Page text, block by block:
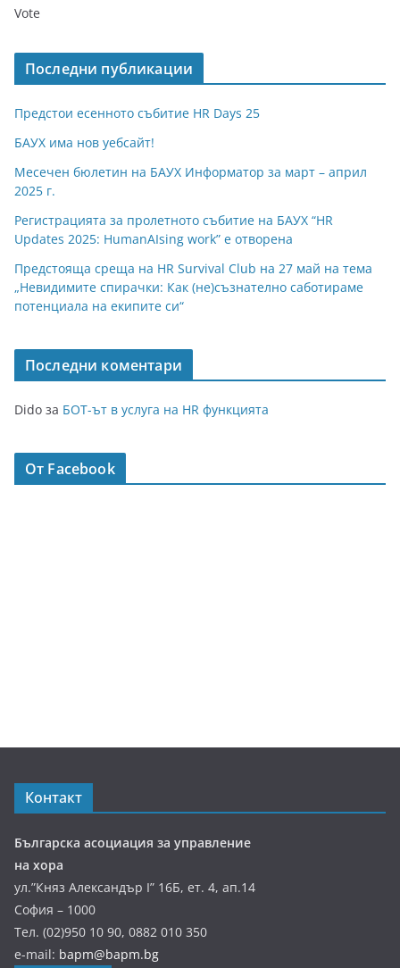
Vote
Последни публикации
Предстои есенното събитие HR Days 25
БАУХ има нов уебсайт!
Месечен бюлетин на БАУХ Информатор за март – април
2025 г.
Регистрацията за пролетното събитие на БАУХ “HR
Updates 2025: HumanAIsing work” е отворена
Предстояща среща на HR Survival Club на 27 май на тема
„Невидимите спирачки: Как (не)съзнателно саботираме
потенциала на екипите си“
Последни коментари
Dido за БОТ-ът в услуга на HR функцията
От Facebook
Контакт
Българска асоциация за управление
на хора
ул.”Княз Александър І” 16Б, ет. 4, ап.14
София – 1000
Тел. (02)950 10 90, 0882 010 350
e-mail: bapm@bapm.bg